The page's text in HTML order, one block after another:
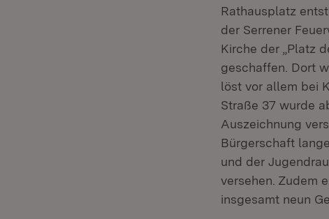
Rathausplatz
der Serrener
Kirche der „Platz
geschaffen. Dort
löst vor allem bei
Straße 37 wurde
Auszeichnung
Bürgerschaft
und der
versehen. Zudem
insgesamt neun